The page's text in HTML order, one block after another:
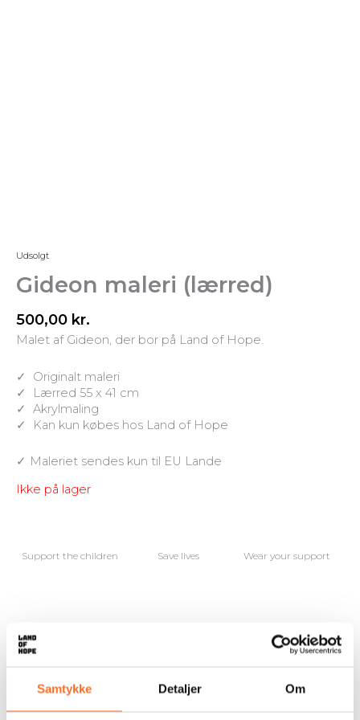
Samtykke Detaljer Om
Udsolgt
Gideon maleri (lærred)
500,00 kr.
Malet af Gideon, der bor på Land of Hope.
✓ Originalt maleri
✓ Lærred 55 x 41 cm
✓ Akrylmaling
✓ Kan kun købes hos Land of Hope
✓ Maleriet sendes kun til EU Lande
Ikke på lager
Support the children Save lives Wear your support
Beskrivelse
reddede for 7 år siden.